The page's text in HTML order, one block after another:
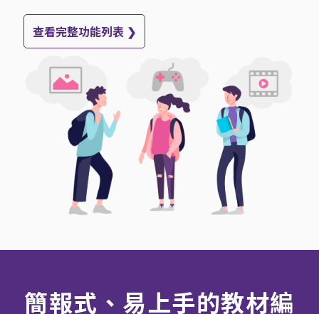
查看完整功能列表 ❯
簡報式、易上手的教材編